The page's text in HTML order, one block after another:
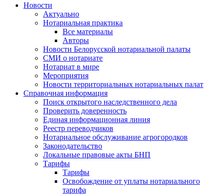
Новости
Актуально
Нотариальная практика
Все материалы
Авторы
Новости Белорусской нотариальной палаты
СМИ о нотариате
Нотариат в мире
Мероприятия
Новости территориальных нотариальных палат
Справочная информация
Поиск открытого наследственного дела
Проверить доверенность
Единая информационная линия
Реестр переводчиков
Нотариальное обслуживание агрогородков
Законодательство
Локальные правовые акты БНП
Тарифы
Тарифы
Освобождение от уплаты нотариального
тарифа